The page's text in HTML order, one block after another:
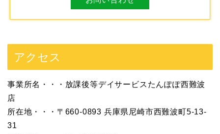
アクセス
事業所名・・・放課後等デイサービスたんぽぽ西難波
店
所在地・・・〒660-0893 兵庫県尼崎市西難波町5-13-
31